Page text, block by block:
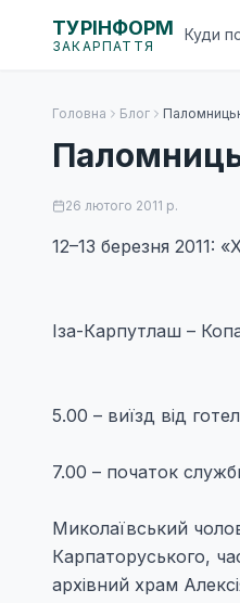
ТУРІНФОРМ
ЗАКАРПАТТЯ
Куди
Головна Блог
26 лютого 2011 р.
12–13 березня 2011:
Іза-Карпутлаш –
5.00 – виїзд від
7.00 – початок
Миколаївський
Карпаторуського,
архівний храм